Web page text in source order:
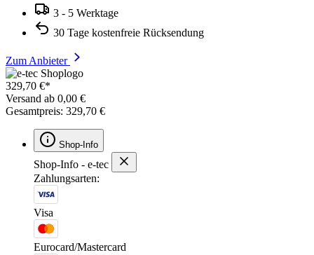
3 - 5 Werktage
30 Tage kostenfreie Rücksendung
Zum Anbieter
329,70 €*
Versand ab 0,00 €
Gesamtpreis: 329,70 €
Shop-Info
Shop-Info - e-tec
Zahlungsarten:
Visa
Eurocard/Mastercard